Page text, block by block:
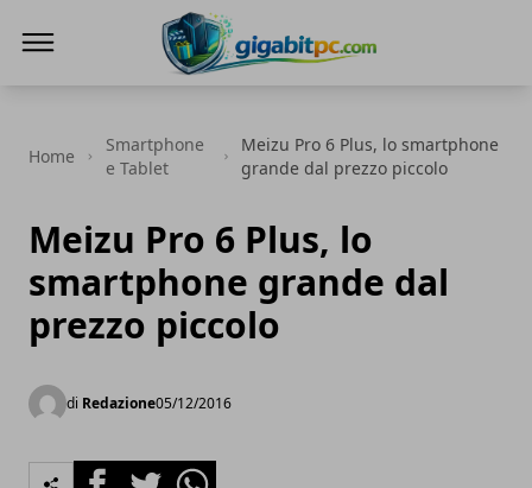
Home
Smartphone
e Tablet
Meizu Pro 6 Plus, lo smartphone
grande dal prezzo piccolo
Meizu Pro 6 Plus, lo
smartphone grande dal
prezzo piccolo
di Redazione05/12/2016
FacebookTwitterWhatsapp